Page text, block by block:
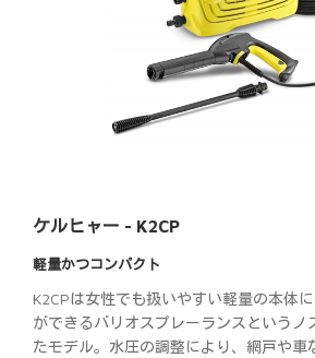
ケルヒャー - K2CP
軽量かつコンパクト
K2CPは女性でも扱いやすい軽量の本体
ができるバリオスプレーランスというノ
たモデル。水圧の調整により、網戸や車